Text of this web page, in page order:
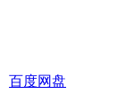
百度网盘